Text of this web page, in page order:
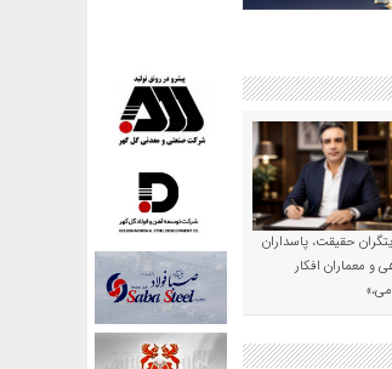
حقیقت، پاسداران
و معماران افکار